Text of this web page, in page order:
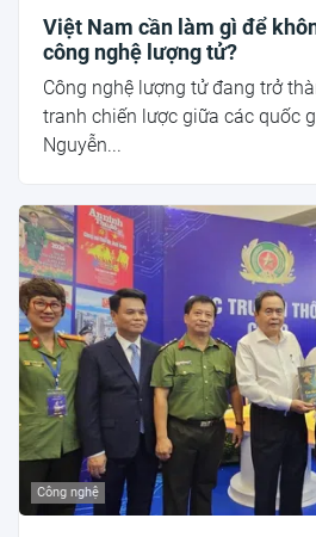
Việt Nam cần làm gì để
công nghệ lượng tử?
Công nghệ lượng tử đang trở
tranh chiến lược giữa các quốc
Nguyễn...
Công nghệ